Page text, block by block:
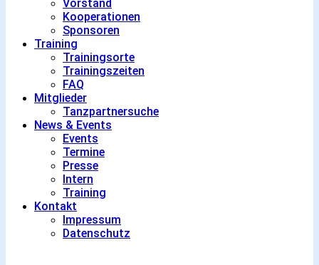
Vorstand
Kooperationen
Sponsoren
Training
Trainingsorte
Trainingszeiten
FAQ
Mitglieder
Tanzpartnersuche
News & Events
Events
Termine
Presse
Intern
Training
Kontakt
Impressum
Datenschutz